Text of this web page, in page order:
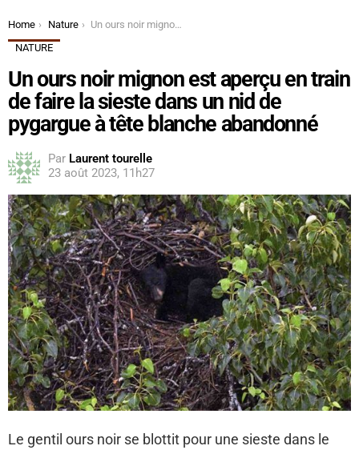
You are here:
Home Nature
Un ours noir mignon est aperçu en train de faire la sieste dans un nid de pygargue à tête blanche abandonné
NATURE
Un ours noir mignon est aperçu en train
de faire la sieste dans un nid de
pygargue à tête blanche abandonné
Par Laurent tourelle
23 août 2023, 11h27
Le gentil ours noir se blottit pour une sieste dans le